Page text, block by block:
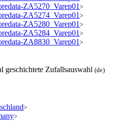
ZA5270_Varep01>
ZA5274_Varep01>
ZA5280_Varep01>
ZA5284_Varep01>
ZA8830_Varep01>
geschichtete Zufallsauswahl (de)
>
>